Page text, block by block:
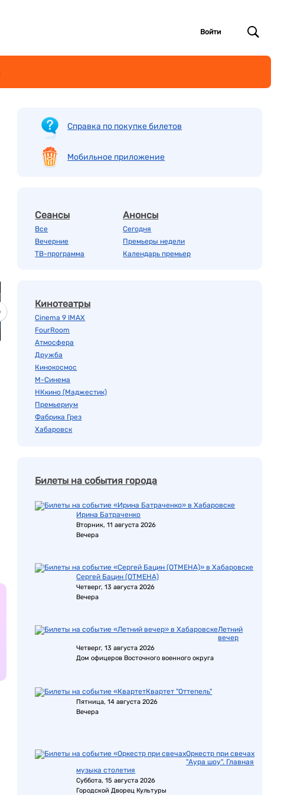
Войти
Справка по покупке билетов
Мобильное приложение
Сеансы
Все
Вечерние
ТВ-программа
Анонсы
Сегодня
Премьеры недели
Календарь премьер
Кинотеатры
Cinema 9 IMAX
FourRoom
Атмосфера
Дружба
Кинокосмос
М-Синема
НКкино (Маджестик)
Премьериум
Фабрика Грез
Хабаровск
Билеты на события города
Ирина Батраченко
Вторник, 11 августа 2026
Вечера
Сергей Бацин (ОТМЕНА)
Четверг, 13 августа 2026
Вечера
Летний
вечер
Четверг, 13 августа 2026
Дом офицеров Восточного военного округа
Квартет "Оттепель"
Пятница, 14 августа 2026
Вечера
Оркестр при свечах
"Аура шоу". Главная
музыка столетия
Суббота, 15 августа 2026
Городской Дворец Культуры